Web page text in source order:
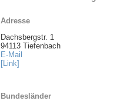
Adresse
Dachsbergstr. 1
94113 Tiefenbach
E-Mail
[Link]
Bundesländer